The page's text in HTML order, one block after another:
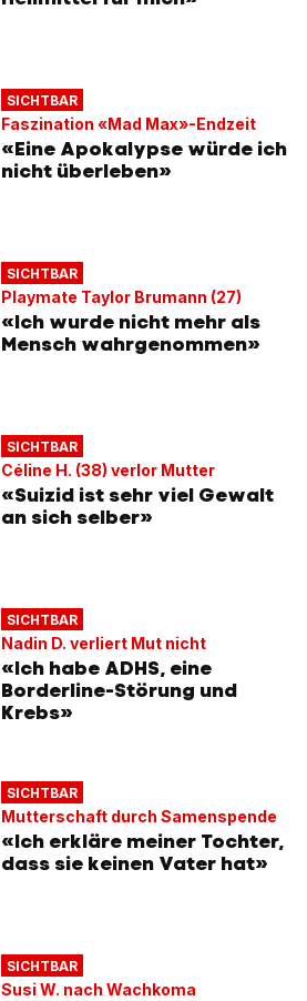
SICHTBAR
Faszination «Mad Max»-Endzeit
«Eine Apokalypse würde ich
nicht überleben»
SICHTBAR
Playmate Taylor Brumann (27)
«Ich wurde nicht mehr als
Mensch wahrgenommen»
SICHTBAR
Céline H. (38) verlor Mutter
«Suizid ist sehr viel Gewalt
an sich selber»
SICHTBAR
Nadin D. verliert Mut nicht
«Ich habe ADHS, eine
Borderline-Störung und
Krebs»
SICHTBAR
Mutterschaft durch Samenspende
«Ich erkläre meiner Tochter,
dass sie keinen Vater hat»
SICHTBAR
Susi W. nach Wachkoma